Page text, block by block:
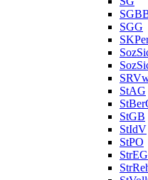
SGG
StAG
StGB
StIdV
StPO
StrEG